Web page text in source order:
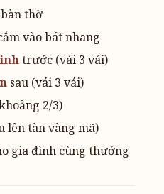
thờ
vào bát nhang
trước (vái 3 vái)
sau (vái 3 vái)
2/3)
lên tàn vàng mã)
gia đình cùng thưởng